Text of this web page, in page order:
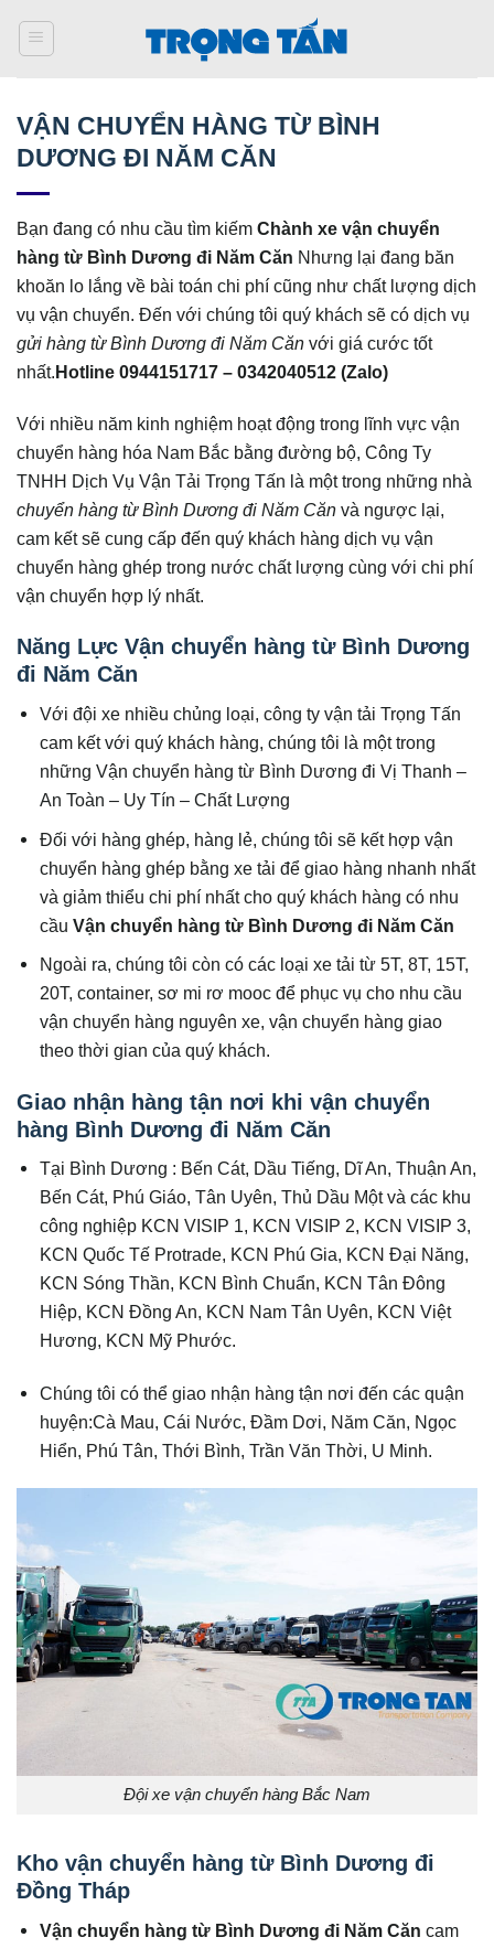
qua
VẬN CHUYỂN HÀNG TỪ BÌNH
DƯƠNG ĐI NĂM CĂN
Bạn đang có nhu cầu tìm kiếm Chành xe vận chuyển
hàng từ Bình Dương đi Năm Căn Nhưng lại đang băn
khoăn lo lắng về bài toán chi phí cũng như chất lượng dịch
vụ vận chuyển. Đến với chúng tôi quý khách sẽ có dịch vụ
gửi hàng từ Bình Dương đi Năm Căn với giá cước tốt
nhất.Hotline 0944151717 – 0342040512 (Zalo)
Với nhiều năm kinh nghiệm hoạt động trong lĩnh vực vận
chuyển hàng hóa Nam Bắc bằng đường bộ, Công Ty
TNHH Dịch Vụ Vận Tải Trọng Tấn là một trong những nhà
chuyển hàng từ Bình Dương đi Năm Căn và ngược lại,
cam kết sẽ cung cấp đến quý khách hàng dịch vụ vận
chuyển hàng ghép trong nước chất lượng cùng với chi phí
vận chuyển hợp lý nhất.
Năng Lực Vận chuyển hàng từ Bình Dương
đi Năm Căn
Với đội xe nhiều chủng loại, công ty vận tải Trọng Tấn
cam kết với quý khách hàng, chúng tôi là một trong
những Vận chuyển hàng từ Bình Dương đi Vị Thanh –
An Toàn – Uy Tín – Chất Lượng
Đối với hàng ghép, hàng lẻ, chúng tôi sẽ kết hợp vận
chuyển hàng ghép bằng xe tải để giao hàng nhanh nhất
và giảm thiểu chi phí nhất cho quý khách hàng có nhu
cầuVận chuyển hàng từ Bình Dương đi Năm Căn
Ngoài ra, chúng tôi còn có các loại xe tải từ 5T, 8T, 15T,
20T, container, sơ mi rơ mooc để phục vụ cho nhu cầu
vận chuyển hàng nguyên xe, vận chuyển hàng giao
theo thời gian của quý khách.
Giao nhận hàng tận nơi khi vận chuyển
hàng Bình Dương đi Năm Căn
Tại Bình Dương : Bến Cát, Dầu Tiếng, Dĩ An, Thuận An,
Bến Cát, Phú Giáo, Tân Uyên, Thủ Dầu Một và các khu
công nghiệp KCN VISIP 1, KCN VISIP 2, KCN VISIP 3,
KCN Quốc Tế Protrade, KCN Phú Gia, KCN Đại Năng,
KCN Sóng Thần, KCN Bình Chuẩn, KCN Tân Đông
Hiệp, KCN Đồng An, KCN Nam Tân Uyên, KCN Việt
Hương, KCN Mỹ Phước.
Chúng tôi có thể giao nhận hàng tận nơi đến các quận
huyện:Cà Mau, Cái Nước, Đầm Dơi, Năm Căn, Ngọc
Hiển, Phú Tân, Thới Bình, Trần Văn Thời, U Minh.
Đội xe vận chuyển hàng Bắc Nam
Kho vận chuyển hàng từ Bình Dương đi
Đồng Tháp
Vận chuyển hàng từ Bình Dương đi Năm Căn cam